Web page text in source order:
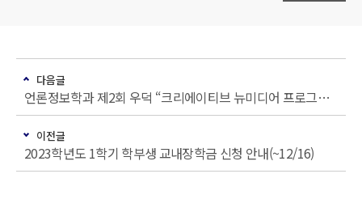
다음글
언론정보학과 제2회 우덕 “크리에이티브 뉴미디어 프로그램” 선발 결과
이전글
2023학년도 1학기 학부생 교내장학금 신청 안내(~12/16)